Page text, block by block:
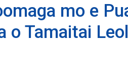
mo e
o Tamaitai